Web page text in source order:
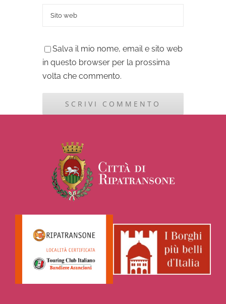
Salva il mio nome, email e sito web
in questo browser per la prossima
volta che commento.